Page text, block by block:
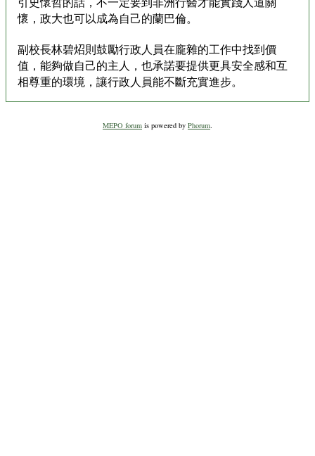
懷，政大也可以成為自己的蘭巴倫。
副校長林碧炤則鼓勵行政人員在龐雜的工作中找到價
值，能夠做自己的主人，也承諾要提供更具安全感和互
相尊重的環境，讓行政人員能不斷充實進步。
MEPO forum is powered by Phorum.